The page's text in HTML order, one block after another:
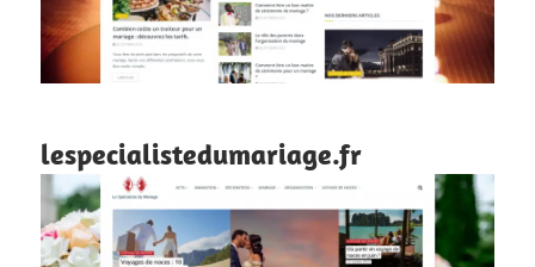
lespecialistedumariage.fr